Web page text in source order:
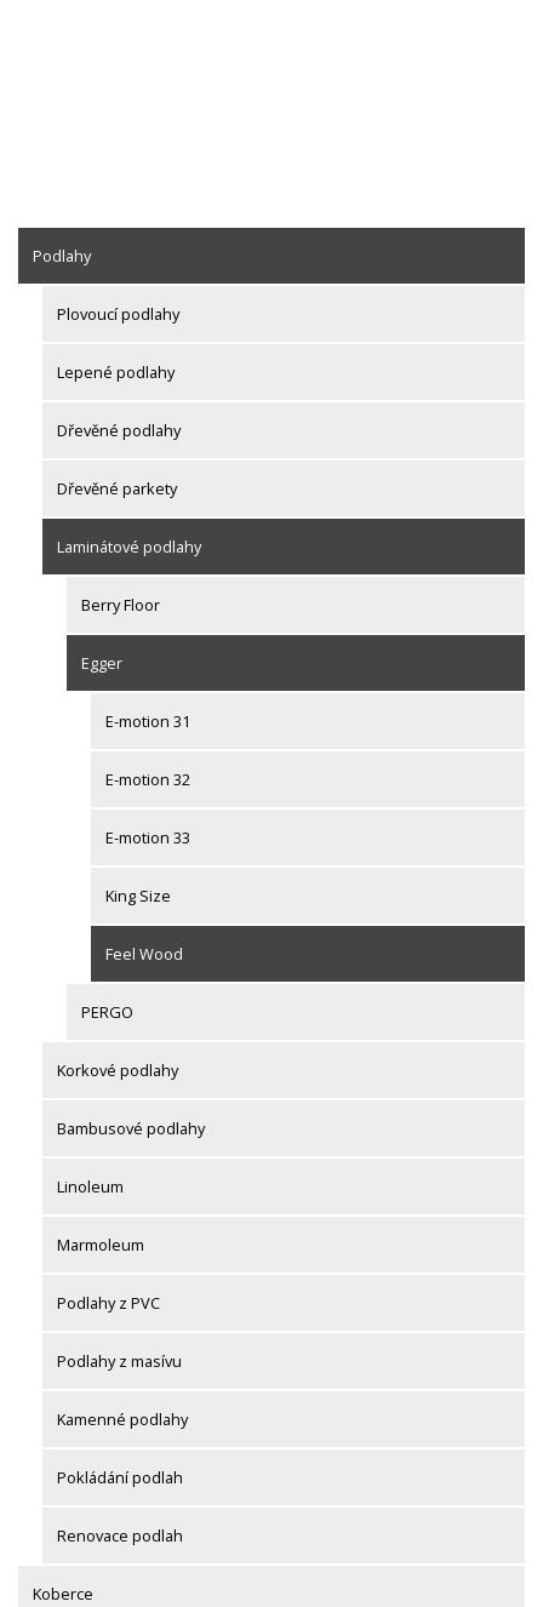
Podlahy
Plovoucí podlahy
Lepené podlahy
Dřevěné podlahy
Dřevěné parkety
Laminátové podlahy
Berry Floor
Egger
E-motion 31
E-motion 32
E-motion 33
King Size
Feel Wood
PERGO
Korkové podlahy
Bambusové podlahy
Linoleum
Marmoleum
Podlahy z PVC
Podlahy z masívu
Kamenné podlahy
Pokládání podlah
Renovace podlah
Koberce